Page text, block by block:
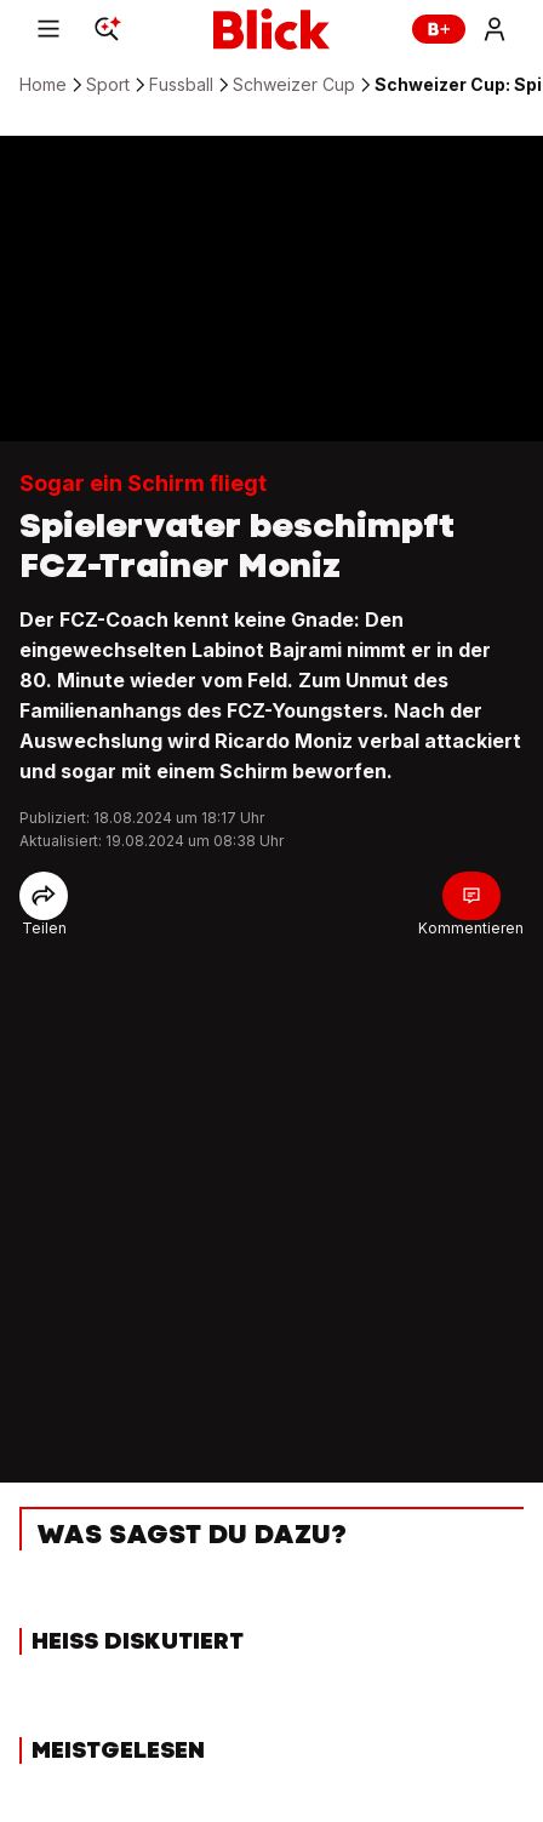
Home Sport Fussball Schweizer Cup Schweizer Cup:
Sogar ein Schirm fliegt
Spielervater beschimpft
FCZ-Trainer Moniz
Der FCZ-Coach kennt keine Gnade: Den
eingewechselten Labinot Bajrami nimmt er in der
80. Minute wieder vom Feld. Zum Unmut des
Familienanhangs des FCZ-Youngsters. Nach der
Auswechslung wird Ricardo Moniz verbal attackiert
und sogar mit einem Schirm beworfen.
Publiziert: 18.08.2024 um 18:17 Uhr
Aktualisiert: 19.08.2024 um 08:38 Uhr
Teilen Kommentieren
WAS SAGST DU DAZU?
HEISS DISKUTIERT
MEISTGELESEN